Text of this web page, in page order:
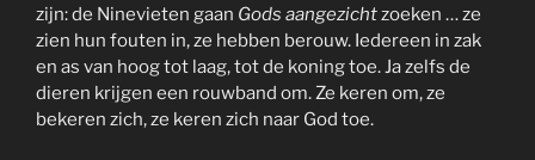
zijn: de Ninevieten gaan Gods aangezichtzoeken … ze
zien hun fouten in, ze hebben berouw. Iedereen in zak
en as van hoog tot laag, tot de koning toe. Ja zelfs de
dieren krijgen een rouwband om. Ze keren om, ze
bekeren zich, ze keren zich naar God toe.